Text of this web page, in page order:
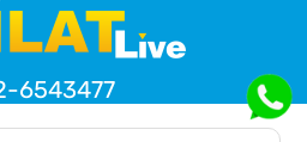
6543477